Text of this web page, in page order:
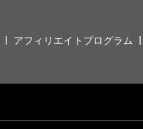
アフィリエイトプログラム